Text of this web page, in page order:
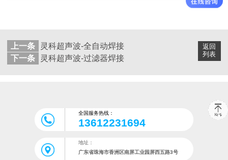
返回
列表
上一条
灵科超声波-全自动焊接
下一条
灵科超声波-过滤器焊接
全国服务热线：
13612231694
地址：
广东省珠海市香洲区南屏工业园屏西五路3号